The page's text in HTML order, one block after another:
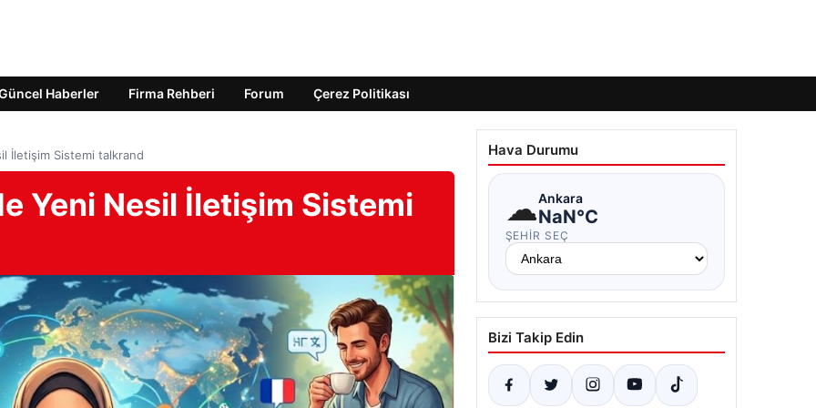
Haberler Firma Rehberi Forum Çerez Politikası
İletişim Sistemi talkrand
Yeni Nesil İletişim Sistemi
Hava Durumu
☁Ankara
NaN°C
ŞEHIR SEÇ
Bizi Takip Edin